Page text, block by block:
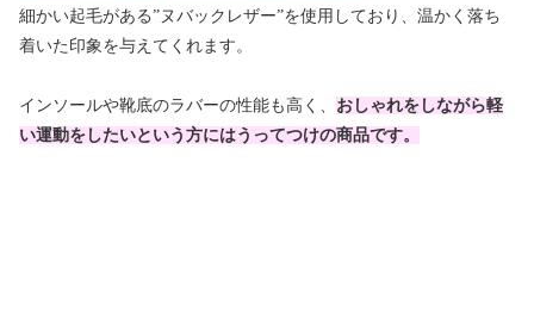
細かい起毛がある”ヌバックレザー”を使用しており、温かく落ち
着いた印象を与えてくれます。
インソールや靴底のラバーの性能も高く、 おしゃれをしながら軽
い運動をしたいという方にはうってつけの商品です。